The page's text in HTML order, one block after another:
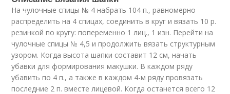
На чулочные спицы № 4 набрать 104 п., равномерно
распределить на 4 спицах, соединить в круг и вязать 10 р.
резинкой по кругу: попеременно 1 лиц., 1 изн. Перейти на
чулочные спицы № 4,5 и продолжить вязать структурным
узором. Когда высота шапки составит 12 см, начать
убавки для формирования макушки. В каждом ряду
убавить по 4 п., а также в каждом 4-м ряду провязать
последние 2 п. вместе лицевой. Когда останется всего 12